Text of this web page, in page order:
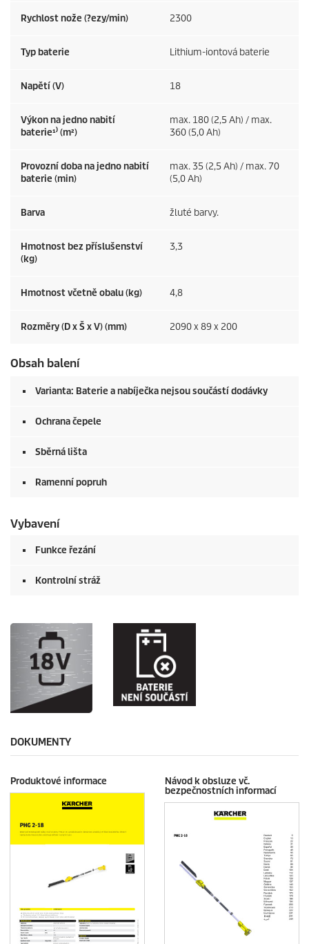
Rychlost nože (?ezy/min) 2300
Typ baterie Lithium-iontová baterie
Napětí (V) 18
Výkon na jedno nabití
baterie¹⁾ (m²)
max. 180 (2,5 Ah) / max.
360 (5,0 Ah)
Provozní doba na jedno nabití
baterie (min)
max. 35 (2,5 Ah) / max. 70
(5,0 Ah)
Barva žluté barvy.
Hmotnost bez příslušenství
(kg)
3,3
Hmotnost včetně obalu (kg) 4,8
Rozměry (D x Š x V) (mm) 2090 x 89 x 200
Obsah balení
Varianta: Baterie a nabíječka nejsou součástí dodávky
Ochrana čepele
Sběrná lišta
Ramenní popruh
Vybavení
Funkce řezání
Kontrolní stráž
DOKUMENTY
Produktové informace
Návod k obsluze vč.
bezpečnostních informací